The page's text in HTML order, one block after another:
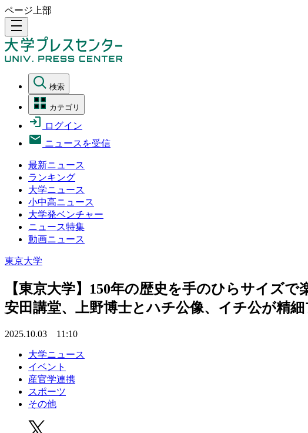
ページ上部
density_medium
検索
カテゴリ
ログイン
ニュースを受信
最新ニュース
ランキング
大学ニュース
小中高ニュース
大学発ベンチャー
ニュース特集
動画ニュース
東京大学
【東京大学】150年の歴史を手のひらサイズ
安田講堂、上野博士とハチ公像、イチ公が精
2025.10.03 11:10
大学ニュース
イベント
産官学連携
スポーツ
その他